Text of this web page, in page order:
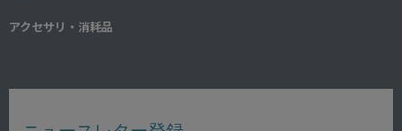
アクセサリ・消耗品